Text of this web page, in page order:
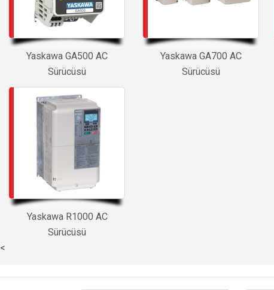
Yaskawa GA500 AC
Sürücüsü
Yaskawa GA700 AC
Sürücüsü
Yaskawa R1000 AC
Sürücüsü
<